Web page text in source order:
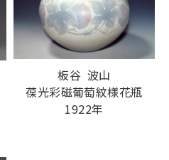
板谷 波山
葆光彩磁葡萄紋様花瓶
1922年